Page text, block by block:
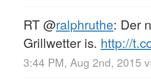
RT@ralphruthe: Der
Grillwetter is. http://
3:44 PM, Aug 2nd, 2015